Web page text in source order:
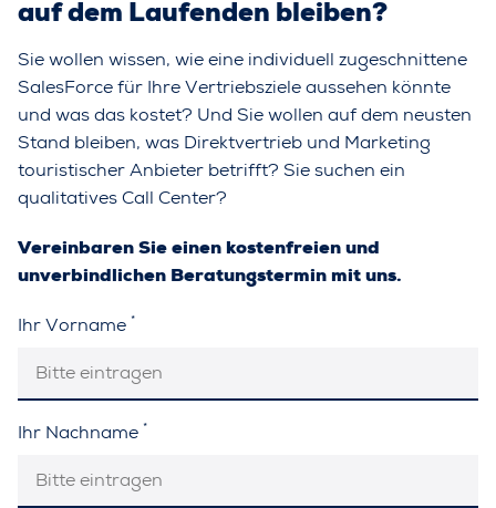
auf dem Laufenden bleiben?
Sie wollen wissen, wie eine individuell zugeschnittene
SalesForce für Ihre Vertriebsziele aussehen könnte
und was das kostet? Und Sie wollen auf dem neusten
Stand bleiben, was Direktvertrieb und Marketing
touristischer Anbieter betrifft? Sie suchen ein
qualitatives Call Center?
Vereinbaren Sie einen kostenfreien und
unverbindlichen Beratungstermin mit uns.
Ihr Vorname *
Ihr Nachname *